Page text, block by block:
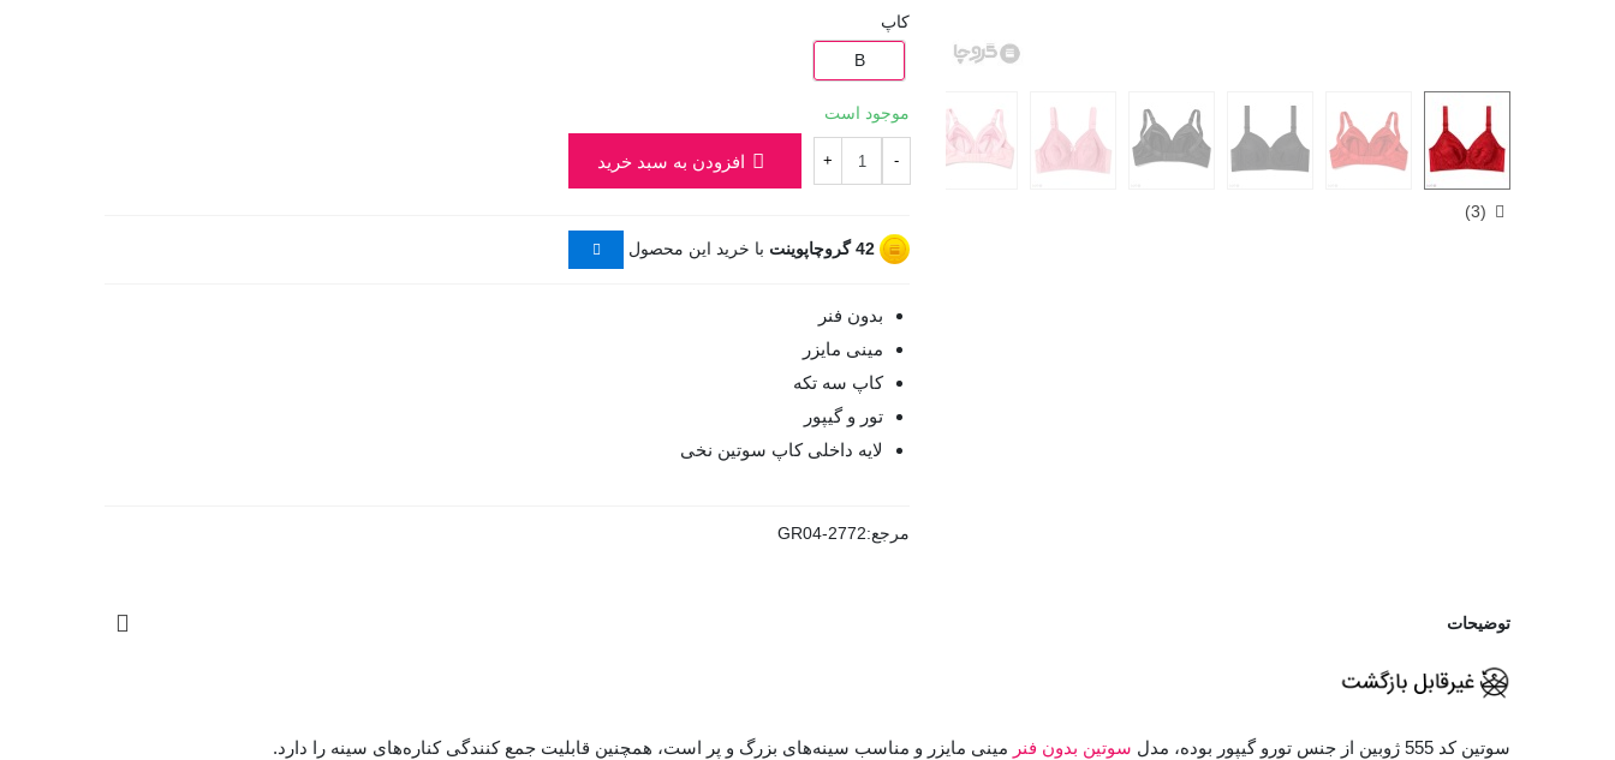
(
3
)
کاپ
B
موجود است
-
+ افزودن به سبد خرید
42گروچاپوینت با خرید این محصول
بدون فنر
مینی مایزر
کاپ سه تکه
تور و گیپور
لایه داخلی کاپ سوتین نخی
مرجع:GR04-2772
توضیحات
سوتین کد 555 ژوبین از جنس تورو گیپور بوده، مدل سوتین بدون فنر مینی مایزر و مناسب سینه‌های بزرگ و پر است، همچنین قابلیت جمع کنندگی کناره‌های سینه را دارد.